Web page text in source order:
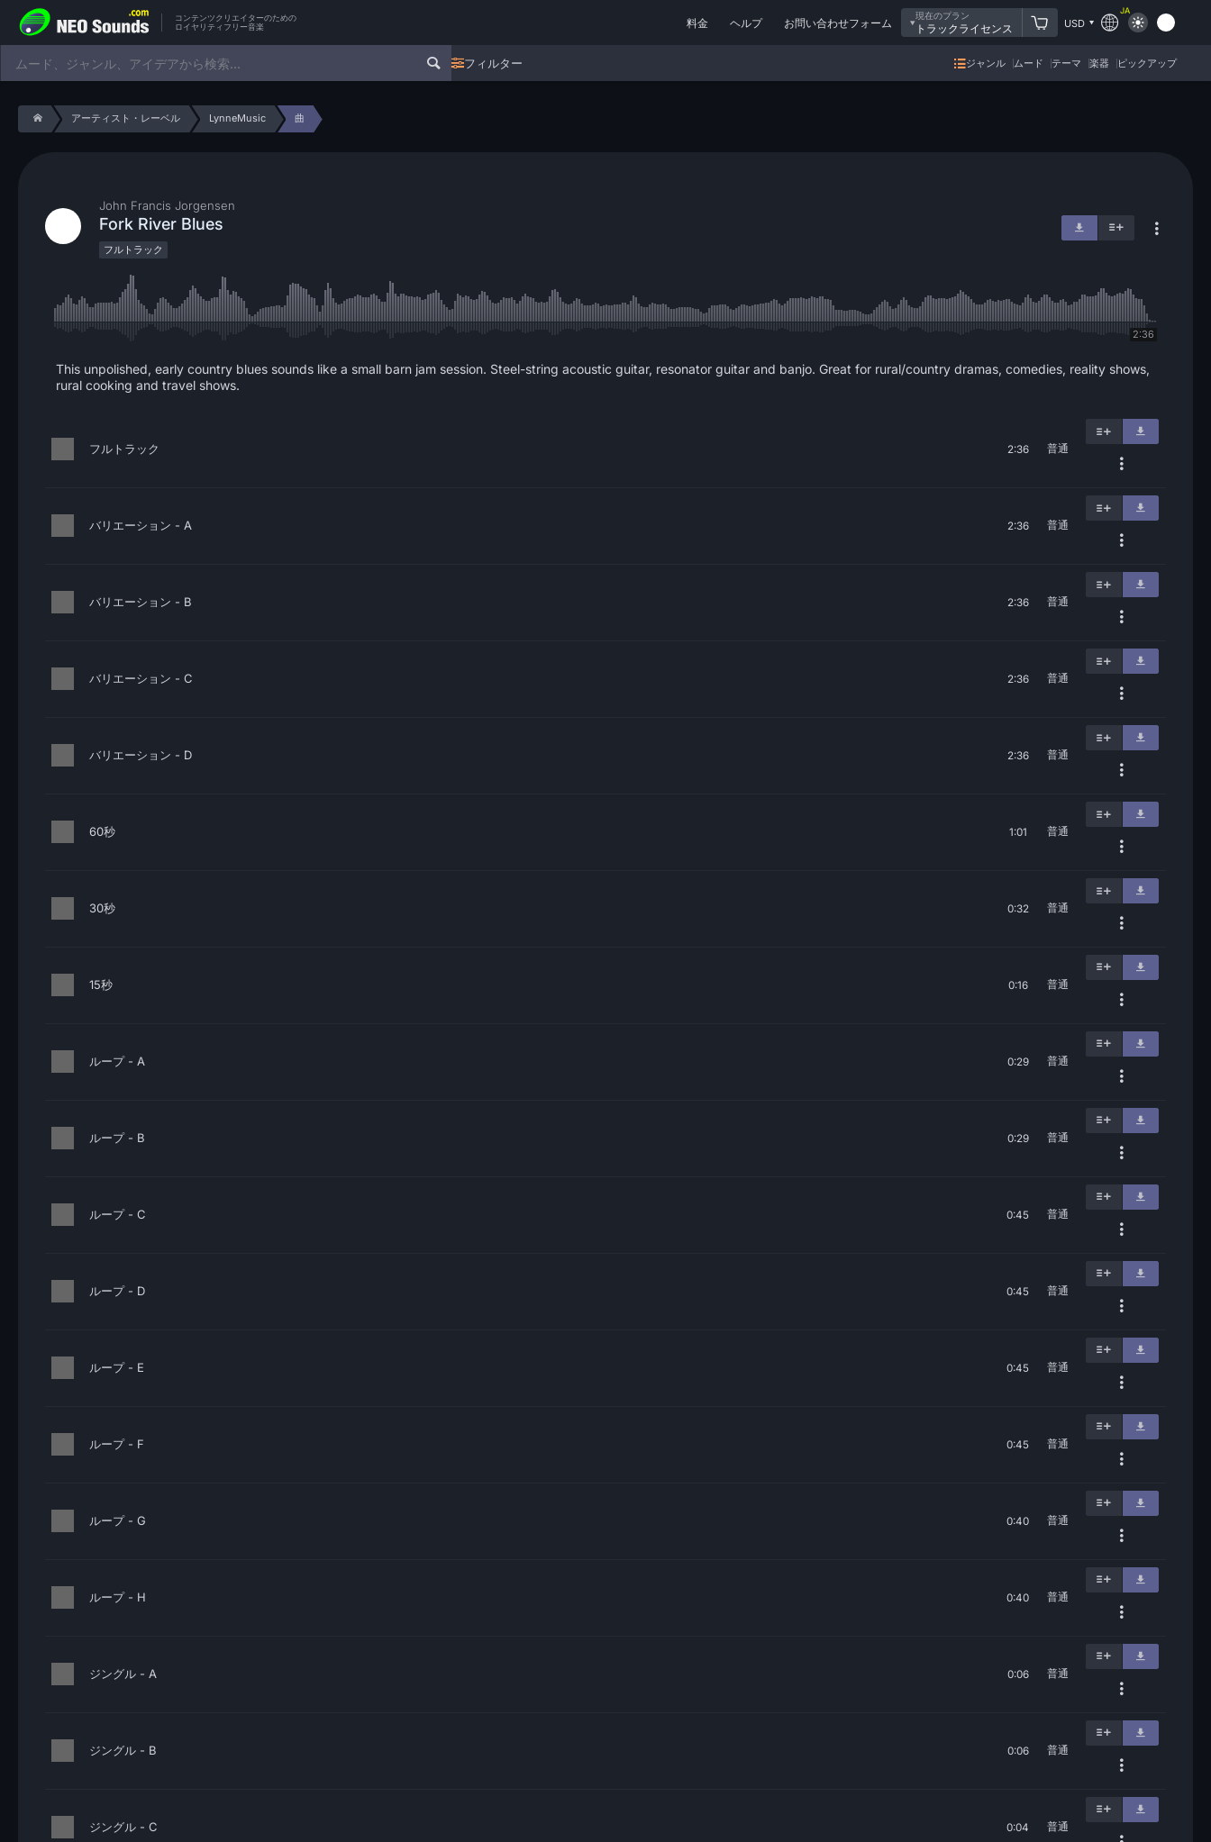
コンテンツクリエイターのための
ロイヤリティフリー音楽
料金 ヘルプ お問い合わせフォーム
現在のプラン
トラックライセンス USD
JA
フィルター ジャンル ムード テーマ 楽器 ピックアップ
アーティスト・レーベル LynneMusic 曲
John Francis Jorgensen
Fork River Blues
フルトラック
2:36
This unpolished, early country blues sounds like a small barn jam session. Steel-string acoustic guitar, resonator guitar and banjo. Great for rural/country dramas, comedies, reality shows,
rural cooking and travel shows.
フルトラック 2:36 普通
バリエーション - A 2:36 普通
バリエーション - B 2:36 普通
バリエーション - C 2:36 普通
バリエーション - D 2:36 普通
60秒 1:01 普通
30秒 0:32 普通
15秒 0:16 普通
ループ - A 0:29 普通
ループ - B 0:29 普通
ループ - C 0:45 普通
ループ - D 0:45 普通
ループ - E 0:45 普通
ループ - F 0:45 普通
ループ - G 0:40 普通
ループ - H 0:40 普通
ジングル - A 0:06 普通
ジングル - B 0:06 普通
ジングル - C 0:04 普通